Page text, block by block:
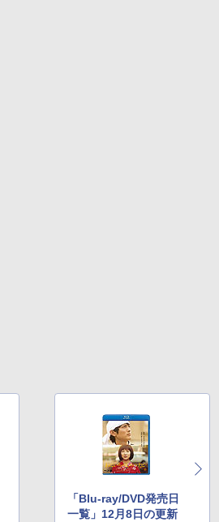
「Blu-ray/DVD発売日
一覧」12月8日の更新